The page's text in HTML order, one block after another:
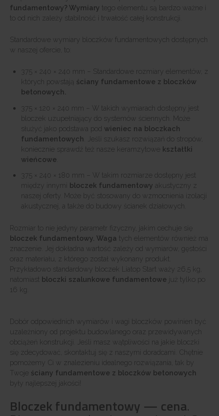
fundamentowy? Wymiary tego elementu są bardzo ważne i
to od nich zależy stabilność i trwałość całej konstrukcji.
Standardowe wymiary bloczków fundamentowych dostępnych
w naszej ofercie, to:
375 × 240 × 240 mm – Standardowe rozmiary elementów, z
których powstają ściany fundamentowe z bloczków
betonowych.
375 × 120 × 240 mm – W takich wymiarach dostępny jest
bloczek uzupełniający do systemów ściennych. Może
służyć jako podstawa pod wieniec na bloczkach
fundamentowych
. Jeśli szukasz rozwiązań do stropów,
koniecznie sprawdź też nasze keramzytowe kształtki
wieńcowe
375 × 240 × 180 mm – W takim rozmiarze dostępny jest
między innymi bloczek fundamentowy akustyczny z
naszej oferty. Może być stosowany do wzmocnienia izolacji
akustycznej, a także do budowy ścianek działowych.
Rozmiar to nie jedyny parametr fizyczny, jakim cechuje się
bloczek fundamentowy. Waga tych elementów również ma
znaczenie. Jej dokładna wartość zależy od wymiarów, gęstości
oraz materiału, z którego został wykonany produkt.
Przykładowo standardowy bloczek Liatop Start waży 26,5 kg,
natomiast bloczki szalunkowe fundamentowe już tylko po
16 kg.
Dobór odpowiednich wymiarów i wagi bloczków powinien być
uzależniony od projektu budowlanego oraz przewidywanych
obciążeń konstrukcji. Jeśli masz wątpliwości na jakie bloczki
się zdecydować, skontaktuj się z naszymi doradcami. Chętnie
pomożemy Ci w znalezieniu idealnego rozwiązania, tak by
Twoje ściany fundamentowe z bloczków betonowych
były najlepszej jakości!
Bloczek fundamentowy — cena.